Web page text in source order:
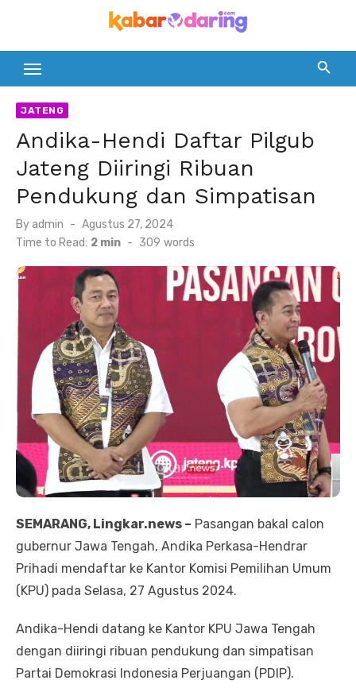
content
JATENG
Andika-Hendi Daftar Pilgub
Jateng Diiringi Ribuan
Pendukung dan Simpatisan
By admin
Posted
on
Agustus 27, 2024
Time to Read: 2 min - 309 words
SEMARANG, Lingkar.news – Pasangan bakal calon
gubernur Jawa Tengah, Andika Perkasa-Hendrar
Prihadi mendaftar ke Kantor Komisi Pemilihan Umum
(KPU) pada Selasa, 27 Agustus 2024.
Andika-Hendi datang ke Kantor KPU Jawa Tengah
dengan diiringi ribuan pendukung dan simpatisan
Partai Demokrasi Indonesia Perjuangan (PDIP).